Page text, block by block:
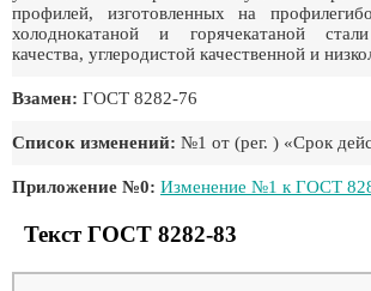
профилей, изготовленных на
холоднокатаной и горячекатаной
качества, углеродистой качественной и
Взамен: ГОСТ 8282-76
Список изменений: №1 от (рег. ) «Срок
Приложение №0: Изменение №1 к ГОСТ
Текст ГОСТ 8282-83